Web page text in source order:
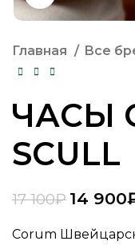
Главная Все
ЧАСЫ
SCULL
17 100₽ 14 900
Corum